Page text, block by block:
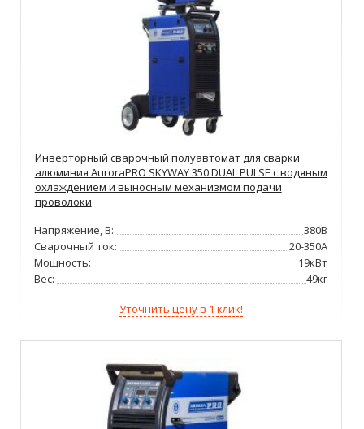
Инверторный сварочный полуавтомат для сварки
алюминия AuroraPRO SKYWAY 350 DUAL PULSE с водяным
охлаждением и выносным механизмом подачи
проволоки
Напряжение, В:
380В
Сварочный ток:
20-350А
Мощность:
19кВт
Вес:
49кг
Уточнить цену в 1 клик!